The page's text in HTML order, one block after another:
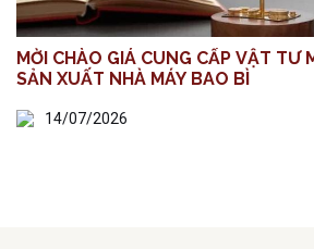
MỜI CHÀO GIÁ CUNG CẤP VẬT TƯ
SẢN XUẤT NHÀ MÁY BAO BÌ
14/07/2026